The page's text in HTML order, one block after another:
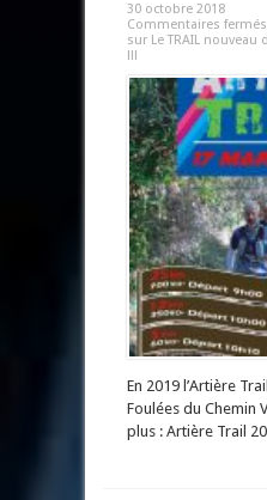
30 octobre 2018
Commentaires fermés
sur Le TRAIL nouveau
!!!
En 2019 l’Artière
Foulées du Chemin
plus : Artière Trail